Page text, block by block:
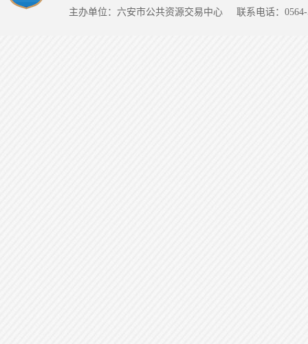
主办单位：六安市公共资源交易中心 联系电话：0564-